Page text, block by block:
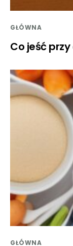
GŁÓWNA
Co jeść
GŁÓWNA